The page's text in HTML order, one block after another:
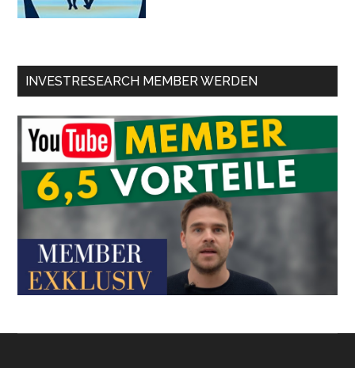
INVESTRESEARCH MEMBER WERDEN